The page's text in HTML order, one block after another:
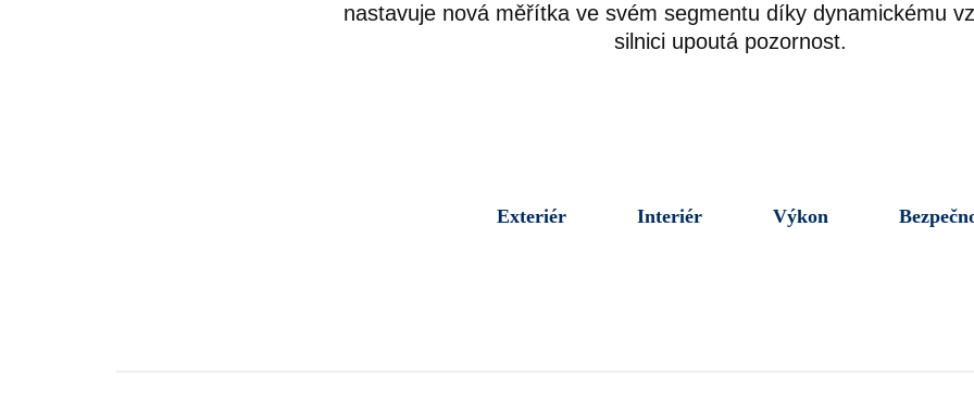
nastavuje nová měřítka ve svém segmentu díky dynamickému
silnici upoutá pozornost.
Exteriér Interiér Výkon